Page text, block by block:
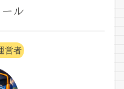
ル
営者